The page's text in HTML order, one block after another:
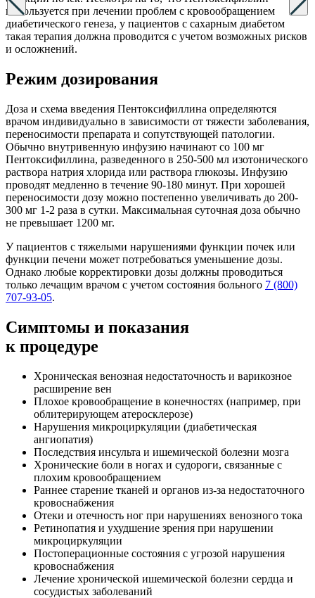
используется при лечении проблем с кровообращением
диабетического генеза, у пациентов с сахарным диабетом
такая терапия должна проводится с учетом возможных рисков
и осложнений.
Режим дозирования
Доза и схема введения Пентоксифиллина определяются
врачом индивидуально в зависимости от тяжести заболевания,
переносимости препарата и сопутствующей патологии.
Обычно внутривенную инфузию начинают со 100 мг
Пентоксифиллина, разведенного в 250-500 мл изотонического
раствора натрия хлорида или раствора глюкозы. Инфузию
проводят медленно в течение 90-180 минут. При хорошей
переносимости дозу можно постепенно увеличивать до 200-
300 мг 1-2 раза в сутки. Максимальная суточная доза обычно
не превышает 1200 мг.
У пациентов с тяжелыми нарушениями функции почек или
функции печени может потребоваться уменьшение дозы.
Однако любые корректировки дозы должны проводиться
только лечащим врачом с учетом состояния больного 7 (800)
707-93-05.
Симптомы и показания
к процедуре
Хроническая венозная недостаточность и варикозное
расширение вен
Плохое кровообращение в конечностях (например, при
облитерирующем атеросклерозе)
Нарушения микроциркуляции (диабетическая
ангиопатия)
Последствия инсульта и ишемической болезни мозга
Хронические боли в ногах и судороги, связанные с
плохим кровообращением
Раннее старение тканей и органов из-за недостаточного
кровоснабжения
Отеки и отечность ног при нарушениях венозного тока
Ретинопатия и ухудшение зрения при нарушении
микроциркуляции
Постоперационные состояния с угрозой нарушения
кровоснабжения
Лечение хронической ишемической болезни сердца и
сосудистых заболеваний